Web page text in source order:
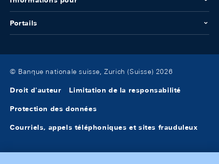
Portails
© Banque nationale suisse, Zurich (Suisse) 2026
Droit d'auteur Limitation de la responsabilité
Protection des données
Courriels, appels téléphoniques et sites frauduleux